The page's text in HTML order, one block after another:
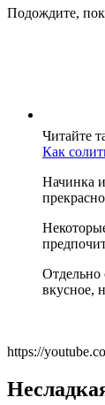
Подождите,
Читайте
Как
Начинка
Отдельно
вкусное,
https://